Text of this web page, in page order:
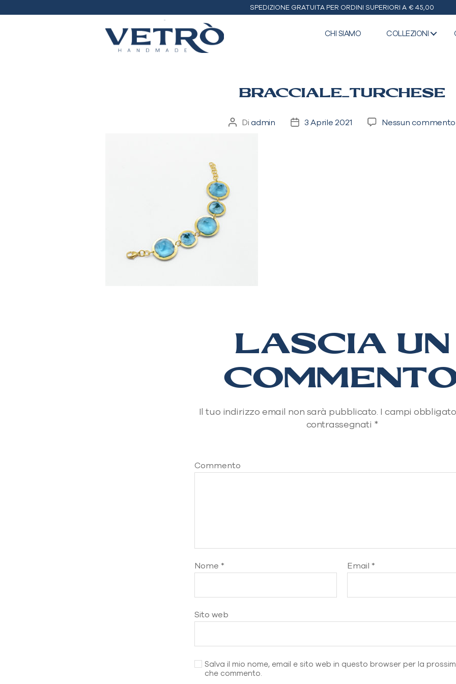
SPEDIZIONE GRATUITA PER ORDINI SUPERIORI A € 45,00
CHI SIAMO COLLEZIONI
BRACCIALE_TURCHESE
Autore
Diadmin
Data3 Aprile 2021 Nessun commento
LASCIA UN
Il tuo indirizzo email non sarà pubblicato. I campi
contrassegnati *
Commento
Nome * Email *
Sito web
Salva il mio nome, email e sito web in questo browser per la
che commento.